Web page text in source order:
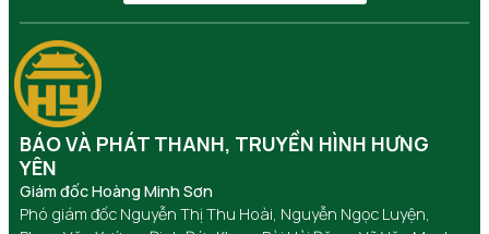
BÁO VÀ PHÁT THANH, TRUYỀN HÌNH HƯNG
YÊN
Giám đốc Hoàng Minh Sơn
Phó giám đốc Nguyễn Thị Thu Hoài, Nguyễn Ngọc Luyện,